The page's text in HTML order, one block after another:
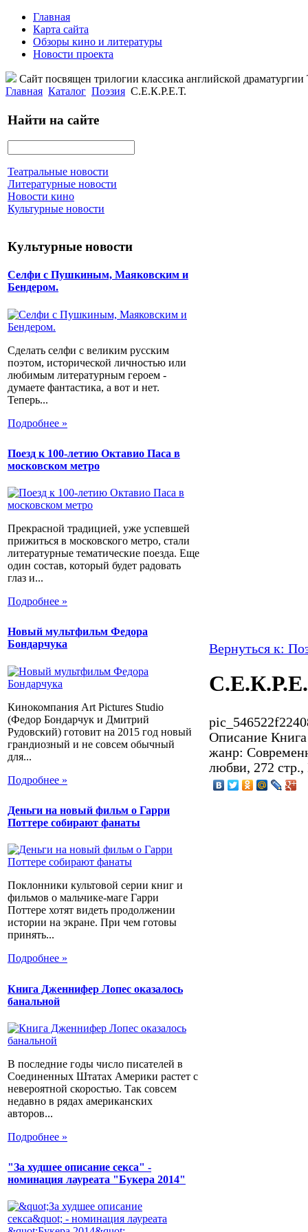
Главная
Карта сайта
Обзоры кино и литературы
Новости проекта
Сайт посвящен трилогии классика английской
Главная Каталог Поэзия С.Е.К.Р.Е.Т.
Найти на сайте
Театральные новости
Литературные новости
Новости кино
Культурные новости
Культурные новости
Селфи с Пушкиным, Маяковским и
Бендером.
Сделать селфи с великим русским
поэтом, исторической личностью или
любимым литературным героем -
думаете фантастика, а вот и нет.
Теперь...
Подробнее »
Поезд к 100-летию Октавио Паса в
московском метро
Прекрасной традицией, уже успевшей
прижиться в московского метро, стали
литературные тематические поезда. Еще
один состав, который будет радовать
глаз и...
Подробнее »
Новый мультфильм Федора
Бондарчука
Кинокомпания Art Pictures Studio
(Федор Бондарчук и Дмитрий
Рудовский) готовит на 2015 год новый
грандиозный и не совсем обычный
для...
Подробнее »
Деньги на новый фильм о Гарри
Поттере собирают фанаты
Поклонники культовой серии книг и
фильмов о мальчике-маге Гарри
Поттере хотят видеть продолжении
истории на экране. При чем готовы
принять...
Подробнее »
Книга Дженнифер Лопес оказалось
банальной
В последние годы число писателей в
Соединенных Штатах Америки растет с
невероятной скоростью. Так совсем
недавно в рядах американских
авторов...
Подробнее »
"За худшее описание секса" -
номинация лауреата "Букера 2014"
Вернуться к:
Описание
жанр:
любви, 272